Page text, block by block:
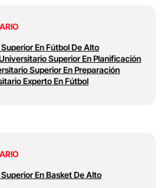
En Fútbol De Alto
Superior En Planificación
Superior En Preparación
Experto En Fútbol
En Basket De Alto